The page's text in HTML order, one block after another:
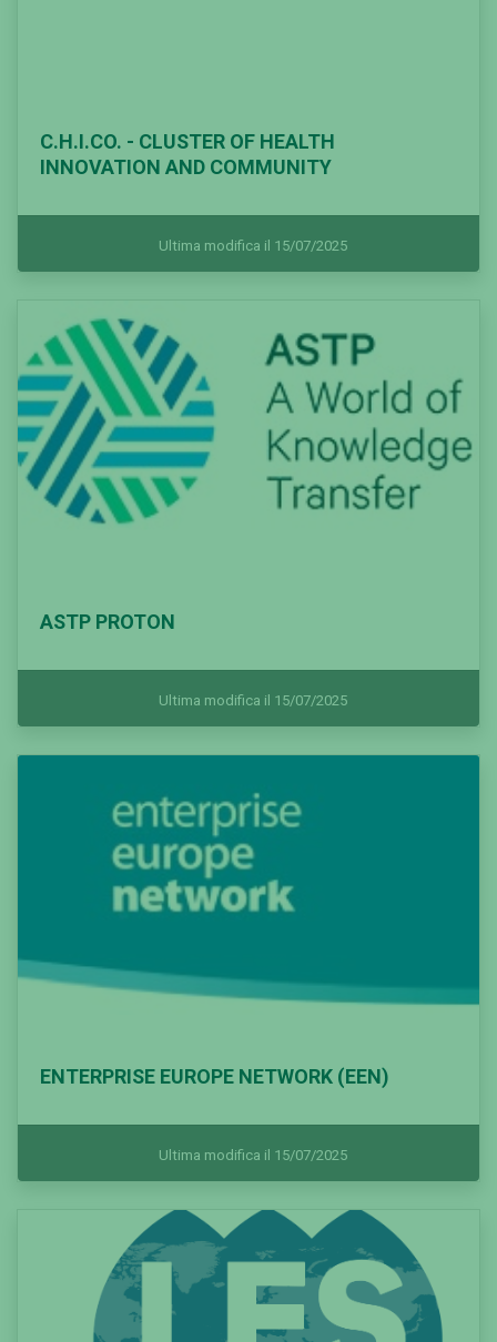
C.H.I.CO. - CLUSTER OF HEALTH
INNOVATION AND COMMUNITY
Ultima modifica il 15/07/2025
ASTP PROTON
Ultima modifica il 15/07/2025
ENTERPRISE EUROPE NETWORK (EEN)
Ultima modifica il 15/07/2025